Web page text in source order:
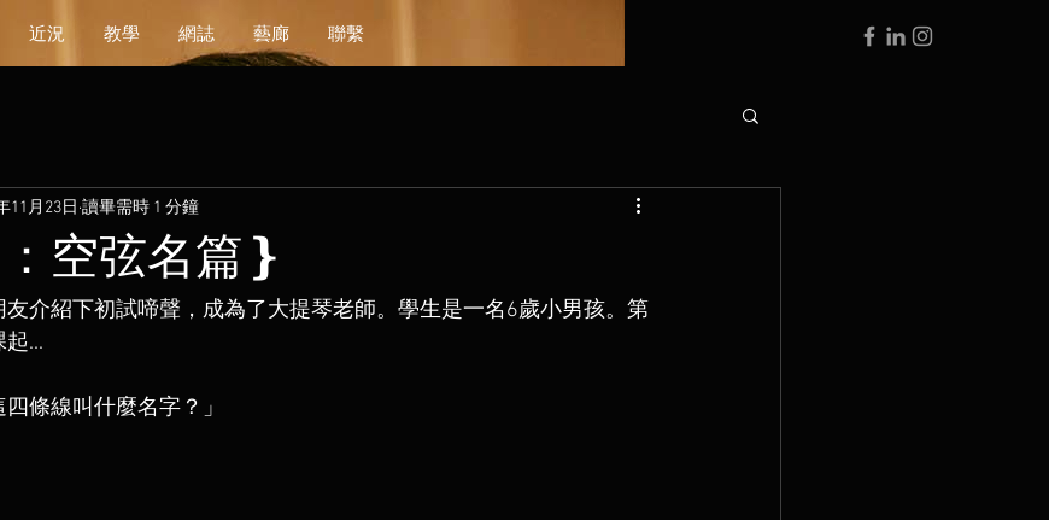
近況 教學 網誌 藝廊 聯繫
空弦名篇❵
11月23日 讀畢需時 1 分鐘
介紹下初試啼聲，成為了大提琴老師。學生是一名6歲小男孩。第
...
條線叫什麼名字？」